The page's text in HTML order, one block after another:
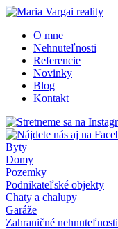
O mne
Nehnuteľnosti
Referencie
Novinky
Blog
Kontakt
Byty
Domy
Pozemky
Podnikateľské objekty
Chaty a chalupy
Garáže
Zahraničné nehnuteľnosti